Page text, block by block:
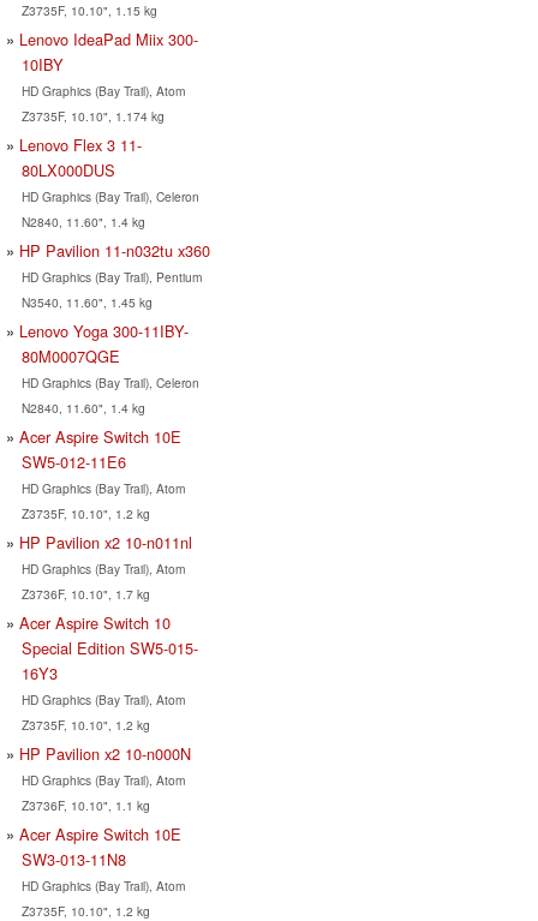
Z3735F, 10.10", 1.15 kg
Lenovo IdeaPad Miix 300-
10IBY
HD Graphics (Bay Trail), Atom
Z3735F, 10.10", 1.174 kg
Lenovo Flex 3 11-
80LX000DUS
HD Graphics (Bay Trail), Celeron
N2840, 11.60", 1.4 kg
HP Pavilion 11-n032tu x360
HD Graphics (Bay Trail), Pentium
N3540, 11.60", 1.45 kg
Lenovo Yoga 300-11IBY-
80M0007QGE
HD Graphics (Bay Trail), Celeron
N2840, 11.60", 1.4 kg
Acer Aspire Switch 10E
SW5-012-11E6
HD Graphics (Bay Trail), Atom
Z3735F, 10.10", 1.2 kg
HP Pavilion x2 10-n011nl
HD Graphics (Bay Trail), Atom
Z3736F, 10.10", 1.7 kg
Acer Aspire Switch 10
Special Edition SW5-015-
16Y3
HD Graphics (Bay Trail), Atom
Z3735F, 10.10", 1.2 kg
HP Pavilion x2 10-n000N
HD Graphics (Bay Trail), Atom
Z3736F, 10.10", 1.1 kg
Acer Aspire Switch 10E
SW3-013-11N8
HD Graphics (Bay Trail), Atom
Z3735F, 10.10", 1.2 kg